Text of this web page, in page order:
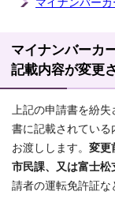
マイナンバー
マイナンバーカ
記載内容が変更
上記の申請書を紛
書に記載されている
お渡しします。 変更
市民課、又は富士松
請者の運転免許証な